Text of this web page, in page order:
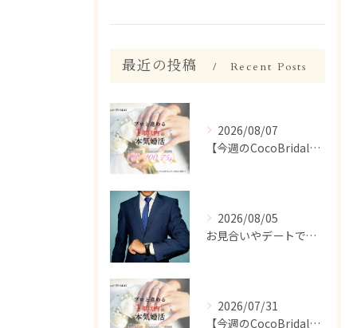
最近の投稿 Recent Posts
2026/08/07
【今週のCocoBridal】8/1〜8/7 会員様 活動報告✨
2026/08/05
お見合いやデートで、ついつい話しすぎちゃう人いませんか？【婚活 男性 話しすぎ】
2026/07/31
【今週のCocoBridal】7/27〜7/31 会員様 活動報告✨